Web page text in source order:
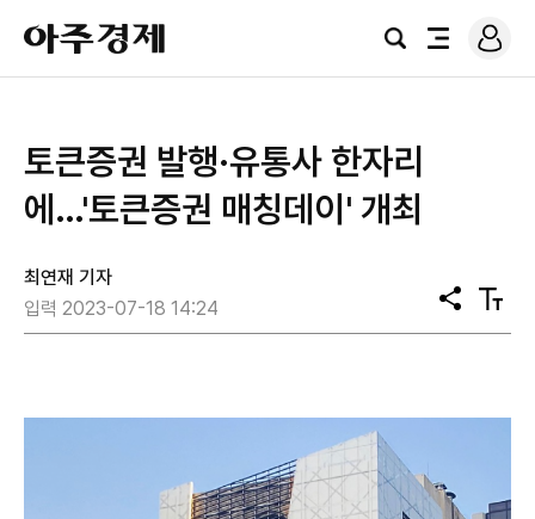
아
주
경
검
전
로
그
토큰증권 발행·유통사 한자리
에…'토큰증권 매칭데이' 개최
최연재 기자
입력 2023-07-18 14:24
공
유
텍
스